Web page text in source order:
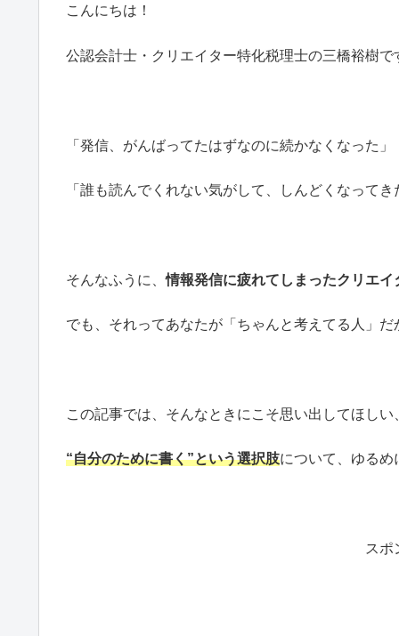
こんにちは！
公認会計士・クリエイター特化税理士の三橋裕樹で
「発信、がんばってたはずなのに続かなくなった」
「誰も読んでくれない気がして、しんどくなってき
そんなふうに、情報発信に疲れてしまったクリエイ
でも、それってあなたが「ちゃんと考えてる人」
この記事では、そんなときにこそ思い出してほしい
“自分のために書く”という選択肢について、ゆる
スポ